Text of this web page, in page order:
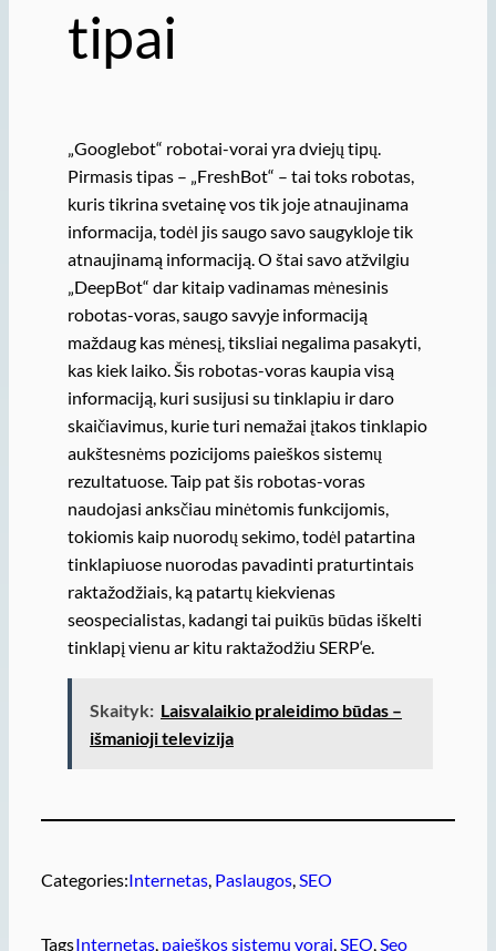
tipai
„Googlebot“ robotai-vorai yra dviejų tipų.
Pirmasis tipas – „FreshBot“ – tai toks robotas,
kuris tikrina svetainę vos tik joje atnaujinama
informacija, todėl jis saugo savo saugykloje tik
atnaujinamą informaciją. O štai savo atžvilgiu
„DeepBot“ dar kitaip vadinamas mėnesinis
robotas-voras, saugo savyje informaciją
maždaug kas mėnesį, tiksliai negalima pasakyti,
kas kiek laiko. Šis robotas-voras kaupia visą
informaciją, kuri susijusi su tinklapiu ir daro
skaičiavimus, kurie turi nemažai įtakos tinklapio
aukštesnėms pozicijoms paieškos sistemų
rezultatuose. Taip pat šis robotas-voras
naudojasi anksčiau minėtomis funkcijomis,
tokiomis kaip nuorodų sekimo, todėl patartina
tinklapiuose nuorodas pavadinti praturtintais
raktažodžiais, ką patartų kiekvienas
seospecialistas, kadangi tai puikūs būdas iškelti
tinklapį vienu ar kitu raktažodžiu SERP‘e.
Skaityk: Laisvalaikio praleidimo būdas –
išmanioji televizija
Categories:Internetas, Paslaugos, SEO
TagsInternetas, paieškos sistemu vorai, SEO, Seo